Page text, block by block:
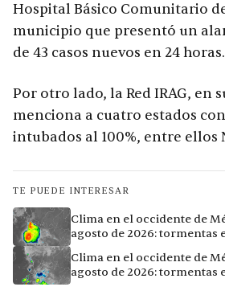
Hospital Básico Comunitario
municipio que presentó un
de 43 casos nuevos en 24 horas.
Por otro lado, la Red IRAG, en
menciona a cuatro estados
intubados al 100%, entre ellos
TE PUEDE INTERESAR
Clima en el occidente de
agosto de 2026: tormentas
Clima en el occidente de
agosto de 2026: tormentas